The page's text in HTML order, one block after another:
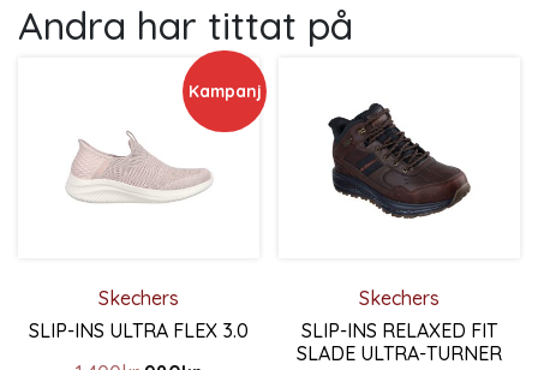
Andra har tittat på
Kampanj
Skechers
SLIP-INS ULTRA FLEX 3.0
Skechers
SLIP-INS RELAXED FIT
SLADE ULTRA-TURNER